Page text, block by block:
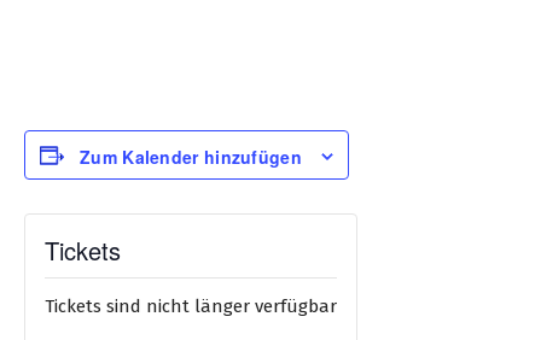
Zum Kalender hinzufügen
Tickets
Tickets sind nicht länger verfügbar